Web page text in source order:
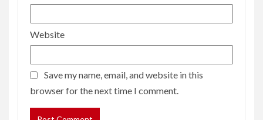
Website
Save my name, email, and website in this
browser for the next time I comment.